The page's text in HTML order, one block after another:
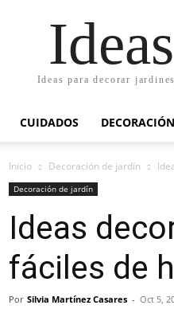
Ideas para decorar
CUIDADOS DECORACIÓN
Inicio Decoración de jardín
Decoración de jardín
Ideas
fáciles de
Por Silvia Martínez Casares - Oct 5,